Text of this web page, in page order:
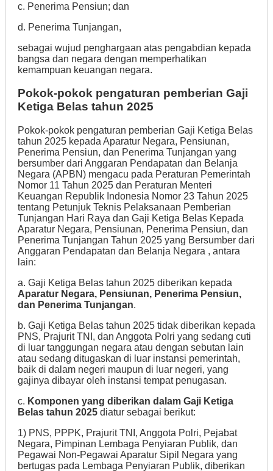
c. Penerima Pensiun; dan
d. Penerima Tunjangan,
sebagai wujud penghargaan atas pengabdian kepada
bangsa dan negara dengan memperhatikan
kemampuan keuangan negara.
Pokok-pokok pengaturan pemberian Gaji
Ketiga Belas tahun 2025
Pokok-pokok pengaturan pemberian Gaji Ketiga Belas
tahun 2025 kepada Aparatur Negara, Pensiunan,
Penerima Pensiun, dan Penerima Tunjangan yang
bersumber dari Anggaran Pendapatan dan Belanja
Negara (APBN) mengacu pada Peraturan Pemerintah
Nomor 11 Tahun 2025 dan Peraturan Menteri
Keuangan Republik Indonesia Nomor 23 Tahun 2025
tentang Petunjuk Teknis Pelaksanaan Pemberian
Tunjangan Hari Raya dan Gaji Ketiga Belas Kepada
Aparatur Negara, Pensiunan, Penerima Pensiun, dan
Penerima Tunjangan Tahun 2025 yang Bersumber dari
Anggaran Pendapatan dan Belanja Negara , antara
lain:
a. Gaji Ketiga Belas tahun 2025 diberikan kepada
Aparatur Negara, Pensiunan, Penerima Pensiun,
dan Penerima Tunjangan.
b. Gaji Ketiga Belas tahun 2025 tidak diberikan kepada
PNS, Prajurit TNI, dan Anggota Polri yang sedang cuti
di luar tanggungan negara atau dengan sebutan lain
atau sedang ditugaskan di luar instansi pemerintah,
baik di dalam negeri maupun di luar negeri, yang
gajinya dibayar oleh instansi tempat penugasan.
c. Komponen yang diberikan dalam Gaji Ketiga
Belas tahun 2025 diatur sebagai berikut:
1) PNS, PPPK, Prajurit TNI, Anggota Polri, Pejabat
Negara, Pimpinan Lembaga Penyiaran Publik, dan
Pegawai Non-Pegawai Aparatur Sipil Negara yang
bertugas pada Lembaga Penyiaran Publik, diberikan